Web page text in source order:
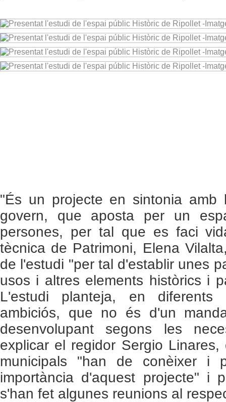
"És un projecte en sintonia amb
govern, que aposta per un
persones, per tal que es faci
tècnica de Patrimoni, Elena
de l'estudi "per tal d'establir unes
usos i altres elements històrics i
L'estudi planteja, en
ambiciós, que no és d'un
desenvolupant segons les
explicar el regidor Sergio
municipals "han de conèixer i
importància d'aquest projecte" i
s'han fet algunes reunions al